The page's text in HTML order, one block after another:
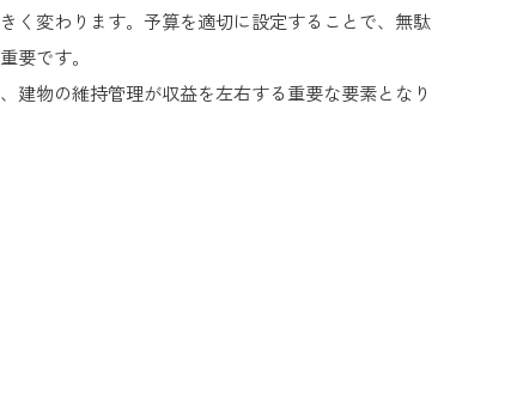
く変わります。予算を適切に設定することで、無駄
要です。
建物の維持管理が収益を左右する重要な要素となり